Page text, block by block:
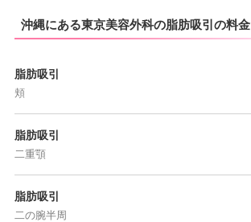
沖縄にある東京美容外科の脂肪吸引の料金
脂肪吸引
頬
脂肪吸引
二重顎
脂肪吸引
二の腕半周